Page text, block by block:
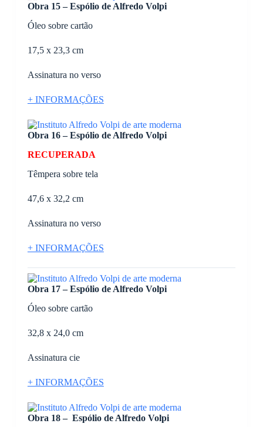
Obra 15 – Espólio de Alfredo Volpi
Óleo sobre cartão
17,5 x 23,3 cm
Assinatura no verso
+ INFORMAÇÕES
Obra 16 – Espólio de Alfredo Volpi
RECUPERADA
Têmpera sobre tela
47,6 x 32,2 cm
Assinatura no verso
+ INFORMAÇÕES
Obra 17 – Espólio de Alfredo Volpi
Óleo sobre cartão
32,8 x 24,0 cm
Assinatura cie
+ INFORMAÇÕES
Obra 18 – Espólio de Alfredo Volpi